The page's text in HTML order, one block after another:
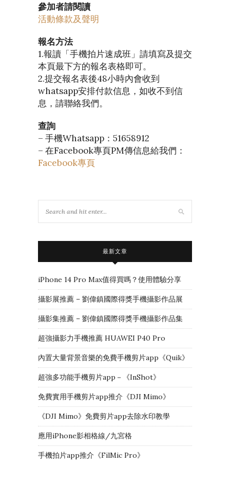
參加者請閱讀
活動條款及聲明
報名方法
1.報讀「手機拍片速成班」請填寫及提交
本頁最下方的報名表格即可。
2.提交報名表後48小時內會收到
whatsapp安排付款信息，如收不到信
息，請聯絡我們。
查詢
– 手機Whatsapp：51658912
– 在Facebook專頁PM傳信息給我們：
Facebook專頁
最新文章
iPhone 14 Pro Max值得買嗎？使用體驗分享
攝影展推薦 – 劉偉鎮國際得獎手機攝影作品展
攝影集推薦 – 劉偉鎮國際得獎手機攝影作品集
超強攝影力手機推薦 HUAWEI P40 Pro
內置大量背景音樂的免費手機剪片app《Quik》
超強多功能手機剪片app－《InShot》
免費實用手機剪片app推介《DJI Mimo》
《DJI Mimo》免費剪片app去除水印教學
應用iPhone影相格線/九宮格
手機拍片app推介《FilMic Pro》